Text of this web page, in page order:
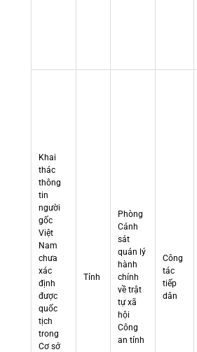
Khai
thác
thông
tin
người
gốc
Việt
Nam
chưa
xác
định
được
quốc
tịch
trong
Cơ sở
Tỉnh
Phòng
Cảnh
sát
quản lý
hành
chính
về trật
tự xã
hội
Công
an tỉnh
Công
tác
tiếp
dân